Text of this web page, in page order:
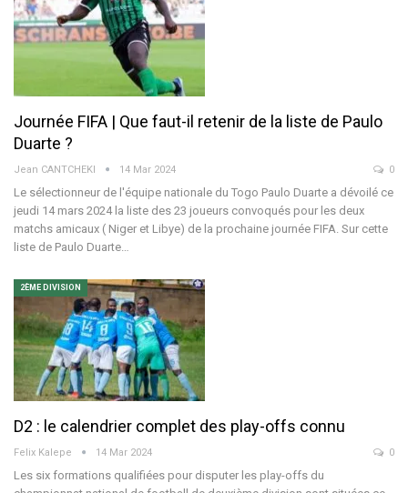
Journée FIFA | Que faut-il retenir de la liste de Paulo
Duarte ?
Jean CANTCHEKI 14 Mar 2024 0
Le sélectionneur de l'équipe nationale du Togo Paulo Duarte a dévoilé ce
jeudi 14 mars 2024 la liste des 23 joueurs convoqués pour les deux
matchs amicaux ( Niger et Libye) de la prochaine journée FIFA. Sur cette
liste de Paulo Duarte…
2ÈME DIVISION
D2 : le calendrier complet des play-offs connu
Felix Kalepe 14 Mar 2024 0
Les six formations qualifiées pour disputer les play-offs du